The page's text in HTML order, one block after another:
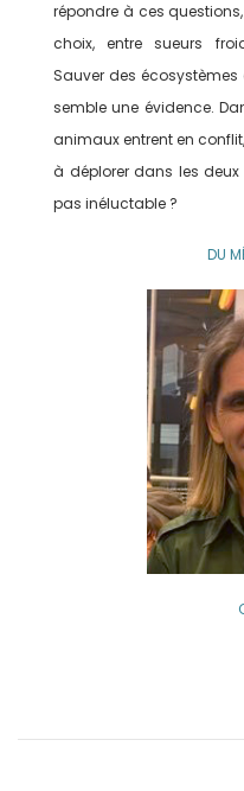
répondre à ces
choix, entre sueurs
Sauver des
semble une évidence.
animaux entrent en
à déplorer dans les deux
pas inéluctable ?
DU